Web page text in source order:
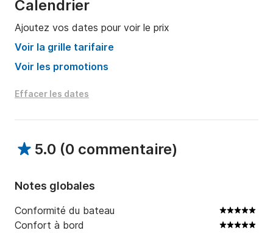
Calendrier
Ajoutez vos dates pour voir le prix
Voir la grille tarifaire
Voir les promotions
Effacer les dates
5.0 (0 commentaire)
Notes globales
Conformité du bateau
Confort à bord